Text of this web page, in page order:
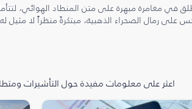
في مغامرة مبهرة على متن المنطاد الهوائي،
على رمال الصحراء الذهبية، مبتكرةً منظراً لا
اعثر على معلومات مفيدة حول التأشيرات